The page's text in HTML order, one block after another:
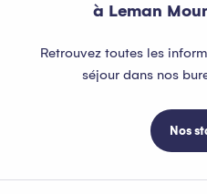
à Leman
Retrouvez toutes les
séjour dans nos
Nos